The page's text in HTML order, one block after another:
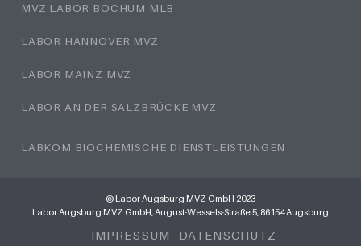
© Labor Augsburg MVZ GmbH 2023
Labor Augsburg MVZ GmbH, August-Wessels-Straße 5, 86154 Augsburg
IMPRESSUM DATENSCHUTZ
MVZ LABOR BOCHUM MLB
LABOR HANNOVER MVZ
LABOR MAINZ MVZ
LABOR AN DER SALZBRÜCKE MVZ
LABKOM BIOCHEMISCHE DIENSTLEISTUNGEN